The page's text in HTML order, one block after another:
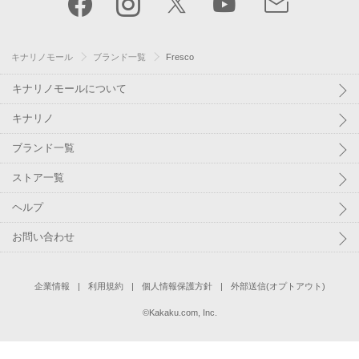
キナリノモール ブランド一覧 Fresco
キナリノモールについて
キナリノ
ブランド一覧
ストア一覧
ヘルプ
お問い合わせ
企業情報 利用規約 個人情報保護方針 外部送信(オプトアウト)
©Kakaku.com, Inc.